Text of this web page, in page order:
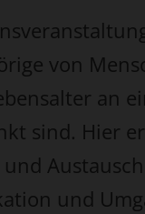
von
an
sind. Hier
und